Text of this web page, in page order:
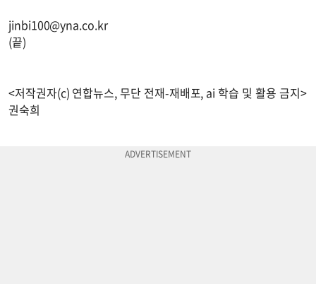
jinbi100@yna.co.kr
(끝)
<저작권자(c) 연합뉴스, 무단 전재-재배포, ai 학습 및 활용 금지>
권숙희